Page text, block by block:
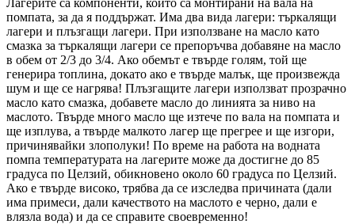
помпата, за да я поддържат. Има два вида лагери: търкалящи
лагери и плъзгащи лагери. При използване на масло като
смазка за търкалящи лагери се препоръчва добавяне на масло
в обем от 2/3 до 3/4. Ако обемът е твърде голям, той ще
генерира топлина, докато ако е твърде малък, ще произвежда
шум и ще се нагрява! Плъзгащите лагери използват прозрачно
масло като смазка, добавете масло до линията за ниво на
маслото. Твърде много масло ще изтече по вала на помпата и
ще изплува, а твърде малкото лагер ще прегрее и ще изгори,
причинявайки злополуки! По време на работа на водната
помпа температурата на лагерите може да достигне до 85
градуса по Целзий, обикновено около 60 градуса по Целзий.
Ако е твърде високо, трябва да се изследва причината (дали
има примеси, дали качеството на маслото е черно, дали е
влязла вода) и да се справите своевременно!